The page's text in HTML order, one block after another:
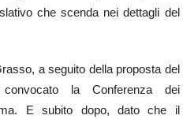
che scenda nei dettagli del
a seguito della proposta del
la Conferenza dei
E subito dopo, dato che il